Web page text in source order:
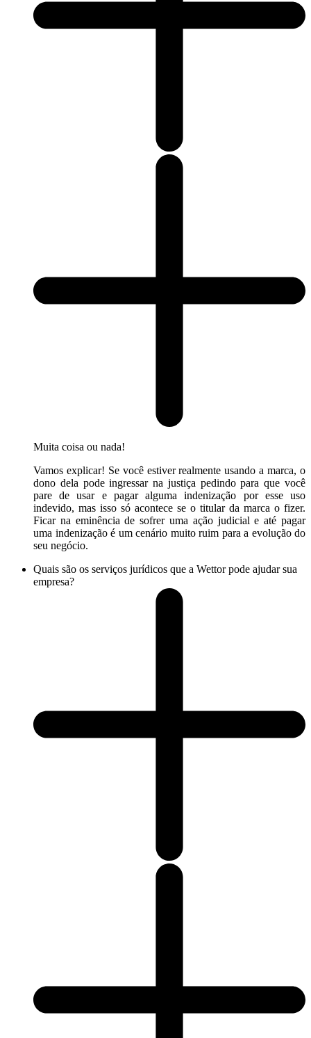
Muita coisa ou nada!
Vamos explicar! Se você estiver realmente usando a marca, o
dono dela pode ingressar na justiça pedindo para que você
pare de usar e pagar alguma indenização por esse uso
indevido, mas isso só acontece se o titular da marca o fizer.
Ficar na eminência de sofrer uma ação judicial e até pagar
uma indenização é um cenário muito ruim para a evolução do
seu negócio.
Quais são os serviços jurídicos que a Wettor pode ajudar sua
empresa?